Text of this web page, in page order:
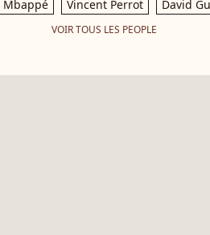
Mbappé
Vincent Perrot David
VOIR TOUS LES PEOPLE